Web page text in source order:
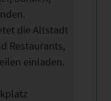
die Altstadt
Restaurants,
einladen.